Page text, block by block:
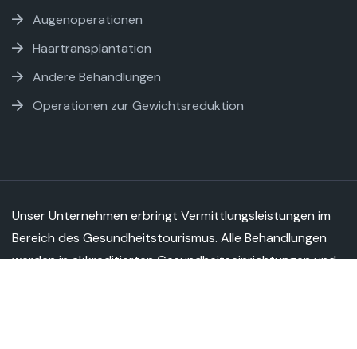
Augenoperationen
Haartransplantation
Andere Behandlungen
Operationen zur Gewichtsreduktion
Unser Unternehmen erbringt Vermittlungsleistungen im
Bereich des Gesundheitstourismus. Alle Behandlungen
werden in akkreditierten Gesundheitseinrichtungen und